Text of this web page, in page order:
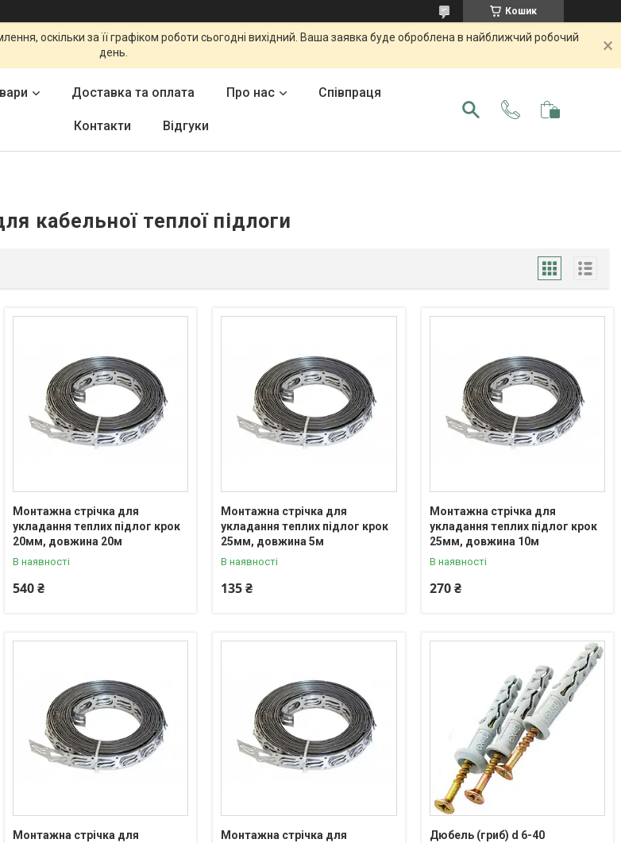
Кошик
оскільки за її графіком роботи сьогодні вихідний. Ваша заявка буде оброблена в найближчий робочий
день.
Доставка та оплата Про нас Співпраця
Контакти Відгуки
кабельної теплої підлоги
Монтажна стрічка для
укладання теплих підлог крок
20мм, довжина 20м
В наявності
540 ₴
Монтажна стрічка для
укладання теплих підлог крок
25мм, довжина 5м
В наявності
135 ₴
Монтажна стрічка для
укладання теплих підлог крок
25мм, довжина 10м
В наявності
270 ₴
Монтажна стрічка для
Монтажна стрічка для
Дюбель (гриб) d 6-40